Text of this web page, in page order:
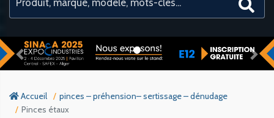
Previous
Accueil
pinces – préhension– sertissage – dénudage
Pinces étaux